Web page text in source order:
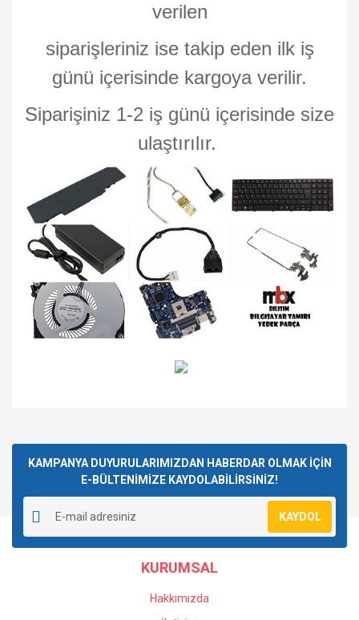
verilen
siparişleriniz ise takip eden ilk iş
günü içerisinde kargoya verilir.
Siparişiniz 1-2 iş günü içerisinde size
ulaştırılır.
Yorum Yaz
kullanarak tarafımıza iletebilirsiniz.
Görüş ve önerileriniz için teşekkür ederiz.
Ürün resmi kalitesiz, bozuk veya görüntülenemiyor.
Ürün açıklamasında eksik bilgiler bulunuyor.
Ürün bilgilerinde hatalar bulunuyor.
Ürün fiyatı diğer sitelerden daha pahalı.
KAMPANYA DUYURULARIMIZDAN HABERDAR OLMAK İÇİN
E-BÜLTENİMİZE KAYDOLABİLİRSİNİZ!
KAYDOL
KURUMSAL
Hakkımızda